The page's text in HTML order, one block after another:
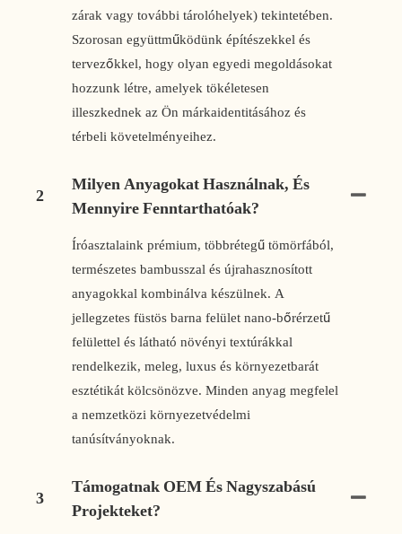
zárak vagy további tárolóhelyek) tekintetében.
Szorosan együttműködünk építészekkel és
tervezőkkel, hogy olyan egyedi megoldásokat
hozzunk létre, amelyek tökéletesen
illeszkednek az Ön márkaidentitásához és
térbeli követelményeihez.
2
Milyen Anyagokat Használnak, És
Mennyire Fenntarthatóak?
Íróasztalaink prémium, többrétegű tömörfából,
természetes bambusszal és újrahasznosított
anyagokkal kombinálva készülnek. A
jellegzetes füstös barna felület nano-bőrérzetű
felülettel és látható növényi textúrákkal
rendelkezik, meleg, luxus és környezetbarát
esztétikát kölcsönözve. Minden anyag megfelel
a nemzetközi környezetvédelmi
tanúsítványoknak.
3
Támogatnak OEM És Nagyszabású
Projekteket?